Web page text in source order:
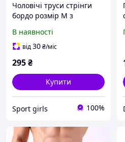
Чоловічі труси стрінги
бордо розмір М з
спереду
В наявності
від30₴/міс
295₴
Купити
Sport girls 100%